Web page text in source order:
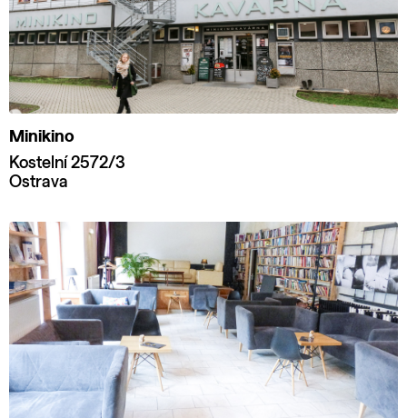
Minikino
Kostelní 2572/3
Ostrava